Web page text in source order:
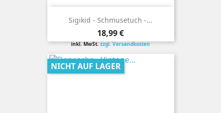
Sigikid - Schmusetuch -...
Preis
18,99 €
inkl. MwSt.zzgl. Versandkosten
NICHT AUF LAGER